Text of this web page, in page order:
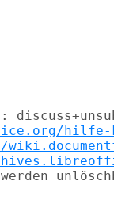
hilfe-